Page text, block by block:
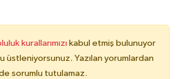
kurallarımızı kabul etmiş bulunuyor
üstleniyorsunuz. Yazılan yorumlardan
sorumlu tutulamaz.